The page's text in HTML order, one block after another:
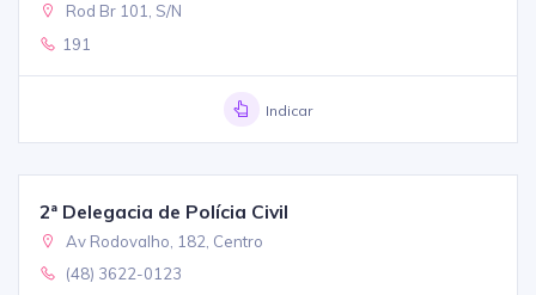
Rod Br 101, S/N
191
Indicar
2ª Delegacia de Polícia Civil
Av Rodovalho, 182, Centro
(48) 3622-0123